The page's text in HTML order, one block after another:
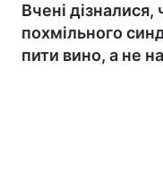
Вчені
похмільного
пити вино, а не